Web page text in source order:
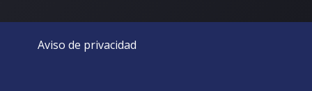
Aviso de privacidad